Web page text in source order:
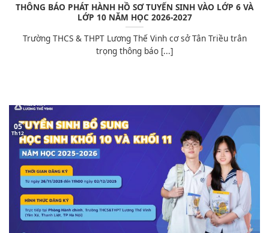
THÔNG BÁO PHÁT HÀNH HỒ SƠ TUYỂN SINH VÀO LỚP 6 VÀ
LỚP 10 NĂM HỌC 2026-2027
Trường THCS & THPT Lương Thế Vinh cơ sở Tân Triều trân
trọng thông báo [...]
05
Th12